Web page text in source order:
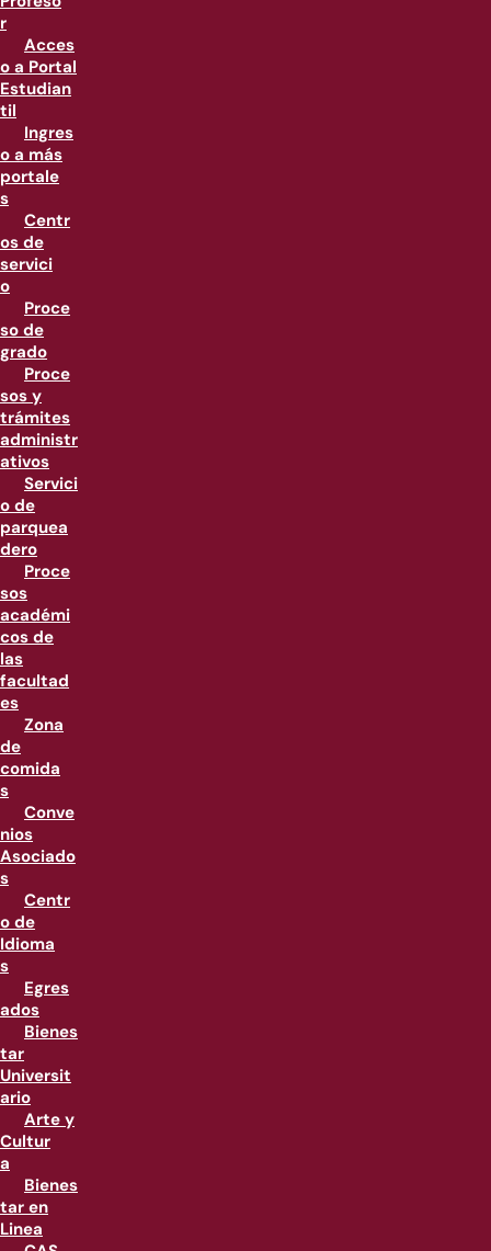
r
Acces
o a Portal
Estudian
til
Ingres
o a más
portale
s
Centr
os de
servici
o
Proce
so de
grado
Proce
sos y
trámites
administr
ativos
Servici
o de
parquea
dero
Proce
sos
académi
cos de
las
facultad
es
Zona
de
comida
s
Conve
nios
Asociado
s
Centr
o de
Idioma
s
Egres
ados
Bienes
tar
Universit
ario
Arte y
Cultur
a
Bienes
tar en
Linea